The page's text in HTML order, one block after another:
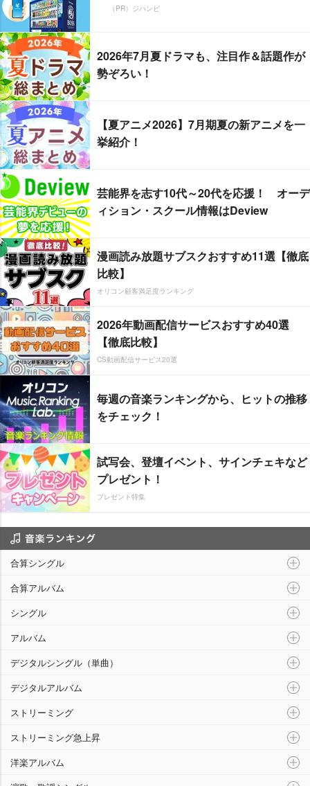
（PR）ジハンピ
2026年7月夏ドラマも、注目作＆話題作が
勢ぞろい！
【夏アニメ2026】7月期夏の新アニメを一
挙紹介！
芸能界を志す10代～20代を応援！ オーデ
ィション・スクール情報はDeview
漫画読み放題サブスクおすすめ11選【徹底
比較】
オリコン顧客満足度ランキング
2026年動画配信サービスおすすめ40選
【徹底比較】
CS動画配信サービス20選
毎週の音楽ランキングから、ヒットの推移
をチェック！
試写会、登壇イベント、サインチェキなど
プレゼント！
プレゼント特集
合算シングル
合算アルバム
シングル
アルバム
デジタルシングル（単曲）
デジタルアルバム
ストリーミング
ストリーミング急上昇
洋楽アルバム